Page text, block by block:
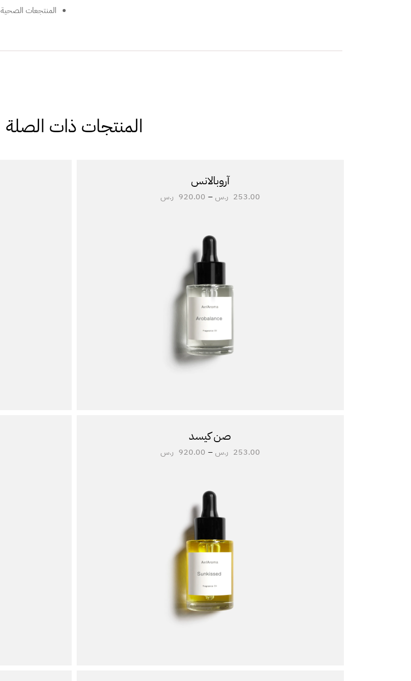
المنتجعات الصحية
المنتجات ذات الصلة
آروبالانس
253.00 ر.س –
920.00 ر.س
صن كيسد
253.00 ر.س –
920.00 ر.س